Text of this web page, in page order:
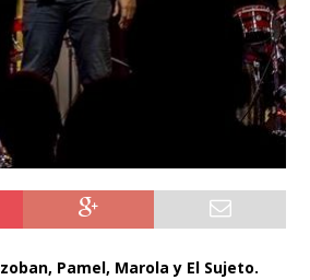
Pamel, Marola y El Sujeto.